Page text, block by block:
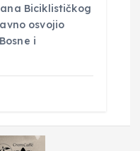
Biciklističkog
osvojio
i